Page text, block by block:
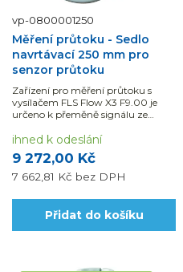
vp-0800001250
Měření průtoku - Sedlo
navrtávací 250 mm pro
senzor průtoku
Zařízení pro měření průtoku s
vysílačem FLS Flow X3 F9.00 je
určeno k přeměně signálu ze
údaje zobrazované...
9 272,00 Kč
7 662,81 Kč bez DPH
ihned k odeslání
Přidat do košíku